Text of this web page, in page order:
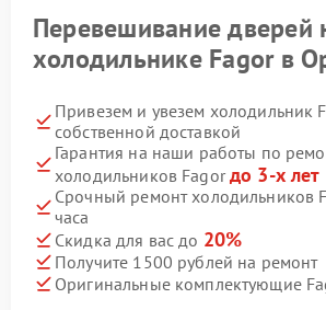
Перевешивание дверей
холодильнике Fagor в
Привезем и увезем холодильник
собственной доставкой
Гарантия на наши работы по
холодильников Fagorдо 3-х лет
Срочный ремонт холодильников
часа
Скидка для вас до 20%
Получите 1500 рублей на ремонт
Оригинальные комплектующие